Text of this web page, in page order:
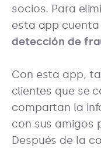
socios. Para
esta app cuenta
detección de
Con esta app,
clientes que se
compartan la
con sus amigos
Después de la